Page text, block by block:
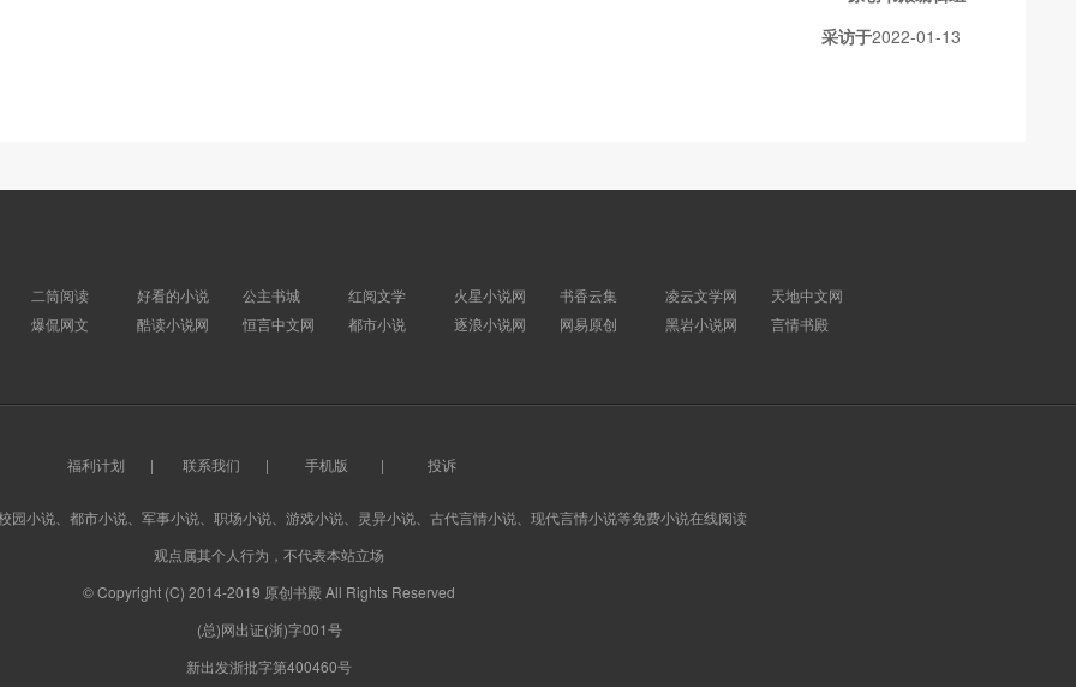
采访于2022-01-13
二筒阅读 好看的小说 公主书城 红阅文学 火星小说网 书香云集 凌云文学网
天地中文网
爆侃网文
酷读小说网 恒言中文网 都市小说 逐浪小说网 网易原创 黑岩小说网 言情书殿
福利计划 | 联系我们 | 手机版 | 投诉
园小说、都市小说、军事小说、职场小说、游戏小说、灵异小说、古代言情小说、现代言情小说等免费小说在线阅读
观点属其个人行为，不代表本站立场
© Copyright (C) 2014-2019 原创书殿 All Rights Reserved
(总)网出证(浙)字001号
新出发浙批字第400460号